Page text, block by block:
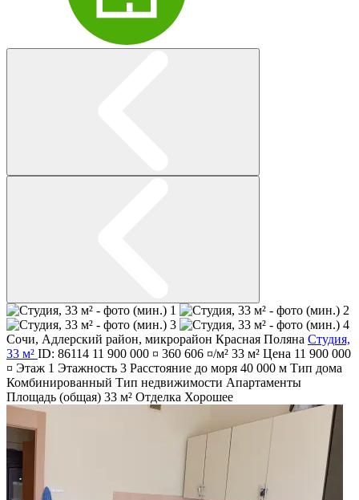
Сочи, Адлерский район, микрорайон Красная Поляна Студия,
33 м² ID: 86114 11 900 000 ¤ 360 606 ¤/м² 33 м² Цена 11 900 000
¤ Этаж 1 Этажность 3 Расстояние до моря 40 000 м Тип дома
Комбинированный Тип недвижимости Апартаменты
Площадь (общая) 33 м² Отделка Хорошее